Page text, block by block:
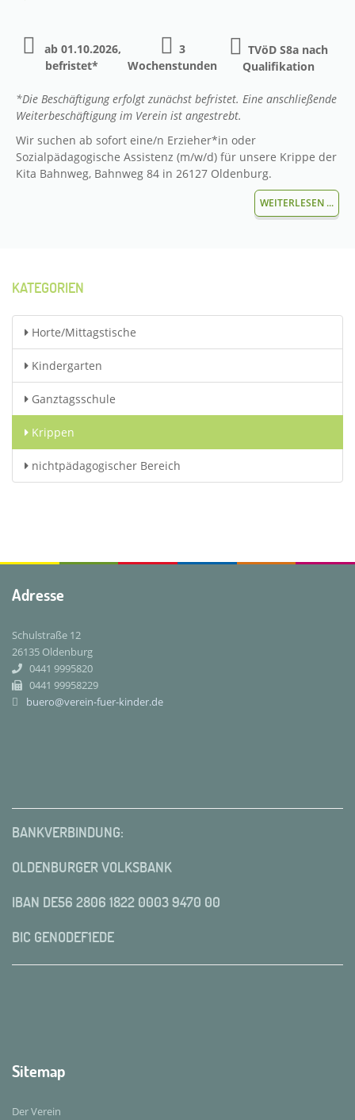
ab 01.10.2026,
befristet*
3
Wochenstunden
TVöD S8a nach
Qualifikation
*Die Beschäftigung erfolgt zunächst befristet. Eine anschließende
Weiterbeschäftigung im Verein ist angestrebt.
Wir suchen ab sofort eine/n Erzieher*in oder
Sozialpädagogische Assistenz (m/w/d) für unsere Krippe der
Kita Bahnweg, Bahnweg 84 in 26127 Oldenburg.
WEITERLESEN ...
KATEGORIEN
Horte/Mittagstische
Kindergarten
Ganztagsschule
Krippen
nichtpädagogischer Bereich
Adresse
Schulstraße 12
26135 Oldenburg
0441 9995820
0441 99958229
buero@verein-fuer-kinder.de
BANKVERBINDUNG:
OLDENBURGER VOLKSBANK
IBAN DE56 2806 1822 0003 9470 00
BIC GENODEF1EDE
Sitemap
Der Verein